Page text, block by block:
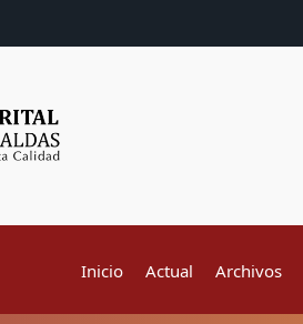
Inicio Actual Archivos